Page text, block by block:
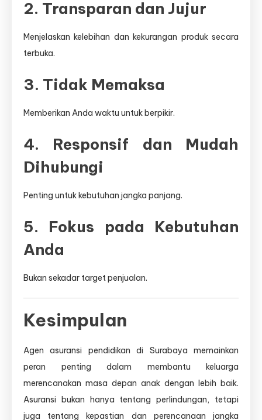
2. Transparan dan Jujur
Menjelaskan kelebihan dan kekurangan produk secara
terbuka.
3. Tidak Memaksa
Memberikan Anda waktu untuk berpikir.
4. Responsif dan Mudah
Dihubungi
Penting untuk kebutuhan jangka panjang.
5. Fokus pada Kebutuhan
Anda
Bukan sekadar target penjualan.
Kesimpulan
Agen asuransi pendidikan di Surabaya memainkan
peran penting dalam membantu keluarga
merencanakan masa depan anak dengan lebih baik.
Asuransi bukan hanya tentang perlindungan, tetapi
juga tentang kepastian dan perencanaan jangka